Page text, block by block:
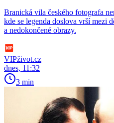
Branická vila českého fotografa
kde se legenda doslova vrší mezi
a nedokončené obrazy.
VIPživot.cz
dnes, 11:32
3 min